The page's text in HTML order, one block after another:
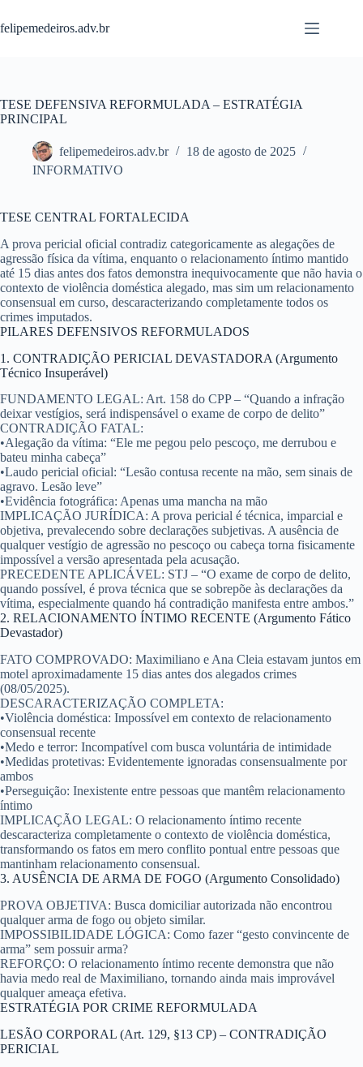
para
o
felipemedeiros.adv.br
TESE DEFENSIVA REFORMULADA – ESTRATÉGIA
PRINCIPAL
felipemedeiros.adv.br
18 de agosto de 2025
INFORMATIVO
TESE CENTRAL FORTALECIDA
A prova pericial oficial contradiz categoricamente as alegações de
agressão física da vítima, enquanto o relacionamento íntimo mantido
até 15 dias antes dos fatos demonstra inequivocamente que não havia o
contexto de violência doméstica alegado, mas sim um relacionamento
consensual em curso, descaracterizando completamente todos os
crimes imputados.
PILARES DEFENSIVOS REFORMULADOS
1. CONTRADIÇÃO PERICIAL DEVASTADORA (Argumento
Técnico Insuperável)
FUNDAMENTO LEGAL: Art. 158 do CPP – “Quando a infração
deixar vestígios, será indispensável o exame de corpo de delito”
CONTRADIÇÃO FATAL:
•Alegação da vítima: “Ele me pegou pelo pescoço, me derrubou e
bateu minha cabeça”
•Laudo pericial oficial: “Lesão contusa recente na mão, sem sinais de
agravo. Lesão leve”
•Evidência fotográfica: Apenas uma mancha na mão
IMPLICAÇÃO JURÍDICA: A prova pericial é técnica, imparcial e
objetiva, prevalecendo sobre declarações subjetivas. A ausência de
qualquer vestígio de agressão no pescoço ou cabeça torna fisicamente
impossível a versão apresentada pela acusação.
PRECEDENTE APLICÁVEL: STJ – “O exame de corpo de delito,
quando possível, é prova técnica que se sobrepõe às declarações da
vítima, especialmente quando há contradição manifesta entre ambos.”
2. RELACIONAMENTO ÍNTIMO RECENTE (Argumento Fático
Devastador)
FATO COMPROVADO: Maximiliano e Ana Cleia estavam juntos em
motel aproximadamente 15 dias antes dos alegados crimes
(08/05/2025).
DESCARACTERIZAÇÃO COMPLETA:
•Violência doméstica: Impossível em contexto de relacionamento
consensual recente
•Medo e terror: Incompatível com busca voluntária de intimidade
•Medidas protetivas: Evidentemente ignoradas consensualmente por
ambos
•Perseguição: Inexistente entre pessoas que mantêm relacionamento
íntimo
IMPLICAÇÃO LEGAL: O relacionamento íntimo recente
descaracteriza completamente o contexto de violência doméstica,
transformando os fatos em mero conflito pontual entre pessoas que
mantinham relacionamento consensual.
3. AUSÊNCIA DE ARMA DE FOGO (Argumento Consolidado)
PROVA OBJETIVA: Busca domiciliar autorizada não encontrou
qualquer arma de fogo ou objeto similar.
IMPOSSIBILIDADE LÓGICA: Como fazer “gesto convincente de
arma” sem possuir arma?
REFORÇO: O relacionamento íntimo recente demonstra que não
havia medo real de Maximiliano, tornando ainda mais improvável
qualquer ameaça efetiva.
ESTRATÉGIA POR CRIME REFORMULADA
LESÃO CORPORAL (Art. 129, §13 CP) – CONTRADIÇÃO
PERICIAL